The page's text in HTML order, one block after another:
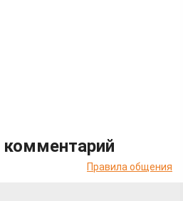
Правила общения